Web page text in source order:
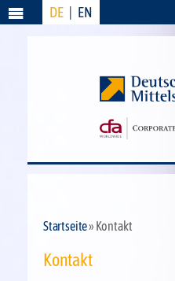
DE EN
Menü
Startseite» Kontakt
Kontakt